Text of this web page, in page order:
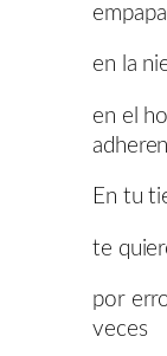
en la
en el
En tu
te
por
veces